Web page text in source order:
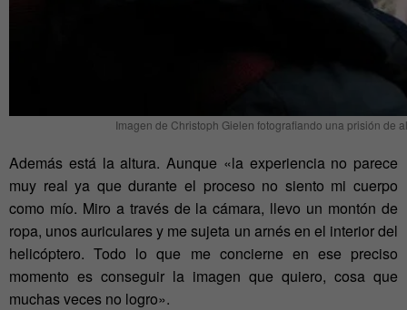
Imagen de Christoph Gielen fotografiando una prisión de
Además está la altura. Aunque «la experiencia no parece
muy real ya que durante el proceso no siento mi cuerpo
como mío. Miro a través de la cámara, llevo un montón de
ropa, unos auriculares y me sujeta un arnés en el interior del
helicóptero. Todo lo que me concierne en ese preciso
momento es conseguir la imagen que quiero, cosa que
muchas veces no logro».